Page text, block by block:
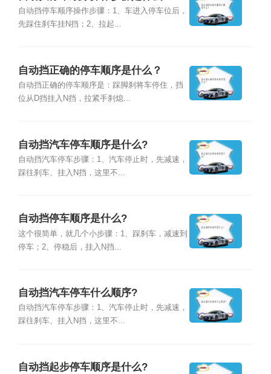
自动挡停车顺序操作步骤：1、车进入停车位后，
先踩住刹车挂N挡；2、拉起...
自动挡正确的停车顺序是什么？
自动挡正确的停车顺序是：踩脚刹将车停住，挡
位从D挡挂入N挡，拉紧手刹熄...
自动挡汽车停车顺序是什么?
自动挡汽车停车步骤：1、汽车停止时，先减速，
踩往刹车、挂入N挡，这里不...
自动挡停车顺序是什么?
这个很简单，就几个小步骤：1、踩刹车，减速到
停车；2、停稳后，挂入N挡...
自动挡汽车停车什么顺序?
自动挡汽车停车步骤：1、汽车停止时，先减速，
踩往刹车、挂入N挡，这里不...
自动挡起步停车顺序是什么?